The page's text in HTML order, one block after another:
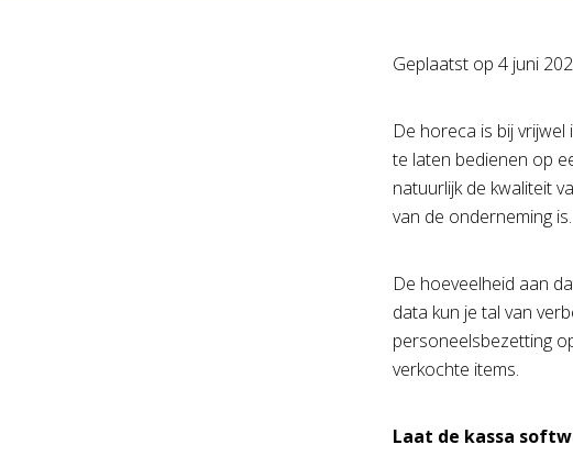
Geplaatst op 4 juni
De horeca is bij
te laten bedienen op
natuurlijk de kwaliteit
van de onderneming is.
De hoeveelheid aan
data kun je tal van
personeelsbezetting
verkochte items.
Laat de kassa